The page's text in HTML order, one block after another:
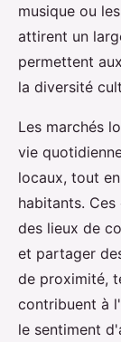
musique ou
attirent un
permettent
la diversité
Les marchés
vie
locaux, tout
habitants.
des lieux de
et partager
de proximité,
contribuent à
le sentiment